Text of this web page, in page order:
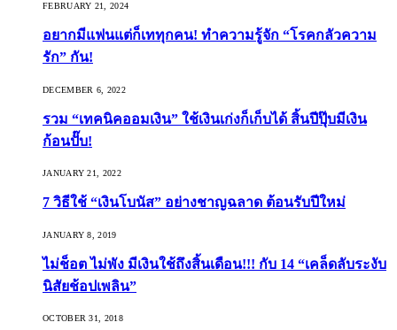
FEBRUARY 21, 2024
อยากมีแฟนแต่ก็เททุกคน! ทำความรู้จัก “โรคกลัวความ
รัก” กัน!
DECEMBER 6, 2022
รวม “เทคนิคออมเงิน” ใช้เงินเก่งก็เก็บได้ สิ้นปีปุ๊บมีเงิน
ก้อนปั๊บ!
JANUARY 21, 2022
7 วิธีใช้ “เงินโบนัส” อย่างชาญฉลาด ต้อนรับปีใหม่
JANUARY 8, 2019
ไม่ช็อต ไม่พัง มีเงินใช้ถึงสิ้นเดือน!!! กับ 14 “เคล็ดลับระงับ
นิสัยช้อปเพลิน”
OCTOBER 31, 2018